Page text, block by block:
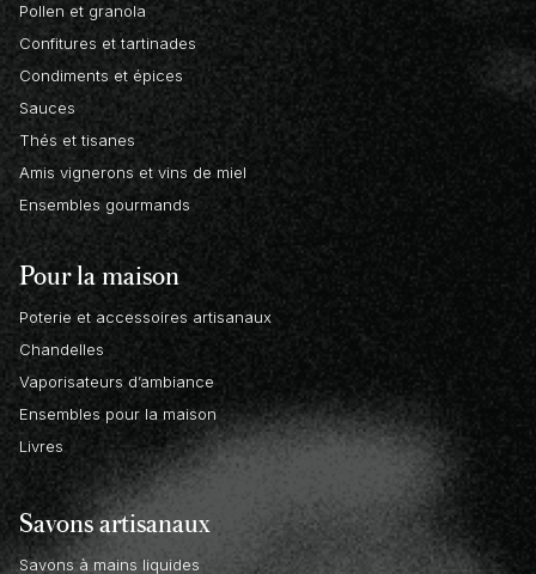
Pollen et granola
Confitures et tartinades
Condiments et épices
Sauces
Thés et tisanes
Amis vignerons et vins de miel
Ensembles gourmands
Pour la maison
Poterie et accessoires artisanaux
Chandelles
Vaporisateurs d’ambiance
Ensembles pour la maison
Livres
Savons artisanaux
Savons à mains liquides